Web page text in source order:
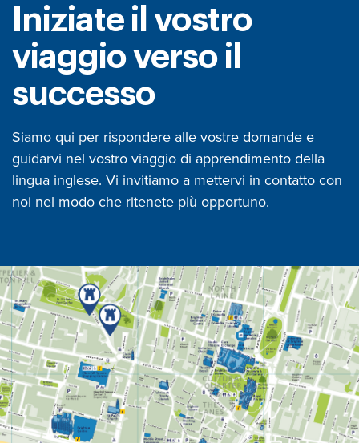
Iniziate il vostro
viaggio verso il
successo
Siamo qui per rispondere alle vostre domande e
guidarvi nel vostro viaggio di apprendimento della
lingua inglese. Vi invitiamo a mettervi in contatto con
noi nel modo che ritenete più opportuno.